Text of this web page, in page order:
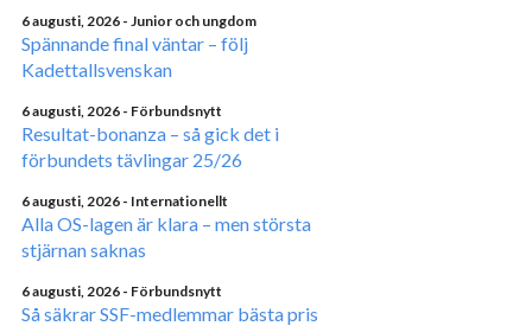
6 augusti, 2026 - Junior och ungdom
Spännande final väntar – följ
Kadettallsvenskan
6 augusti, 2026 - Förbundsnytt
Resultat-bonanza – så gick det i
förbundets tävlingar 25/26
6 augusti, 2026 - Internationellt
Alla OS-lagen är klara – men största
stjärnan saknas
6 augusti, 2026 - Förbundsnytt
Så säkrar SSF-medlemmar bästa pris